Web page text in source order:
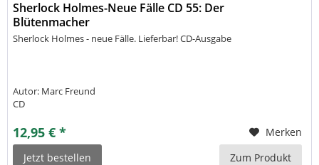
Sherlock Holmes-Neue Fälle CD 55: Der
Blütenmacher
Sherlock Holmes - neue Fälle. Lieferbar! CD-Ausgabe
Autor: Marc Freund
CD
12,95 € *
Merken
Jetzt bestellen
Zum Produkt